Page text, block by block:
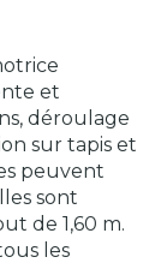
et
déroulage
sur tapis et
peuvent
sont
de 1,60 m.
les